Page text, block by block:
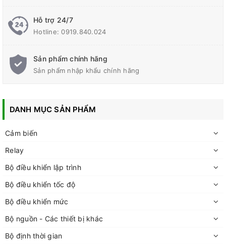
Hỗ trợ 24/7
Hotline:0919.840.024
Sản phẩm chính hãng
Sản phẩm nhập khẩu chính hãng
DANH MỤC SẢN PHẨM
Cảm biến
Relay
Bộ điều khiển lập trình
Bộ điều khiển tốc độ
Bộ điều khiển mức
Bộ nguồn - Các thiết bị khác
Bộ định thời gian